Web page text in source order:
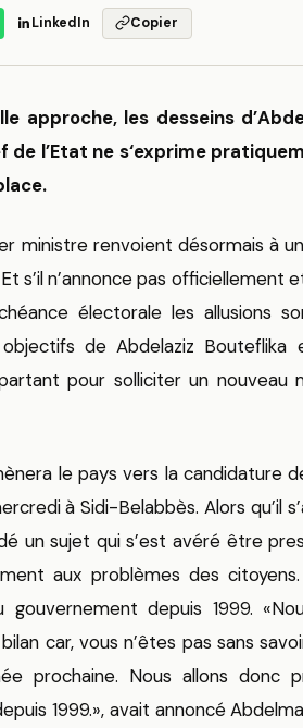
LinkedIn Copier
approche, les desseins
l’Etat ne s‘exprime
ministre renvoient désormais à
s’il n’annonce pas officiellement
électorale les allusions
de Abdelaziz Bouteflika
pour solliciter un nouveau
le pays vers la candidature
à Sidi-Belabbès. Alors qu’il
un sujet qui s’est avéré être
aux problèmes des
depuis 1999.
car, vous n’êtes pas sans
prochaine. Nous allons donc
1999.», avait annoncé